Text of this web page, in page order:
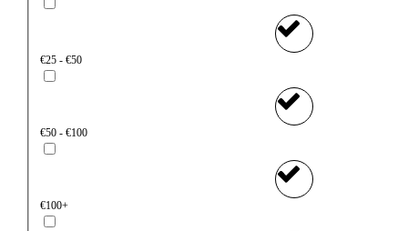
€25 - €50
€50 - €100
€100+